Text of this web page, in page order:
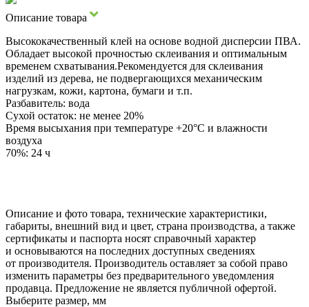
Описание товара
Высококачественный клей на основе водной дисперсии ПВА.
Обладает высокой прочностью склеивания и оптимальным
временем схватывания.Рекомендуется для склеивания
изделий из дерева, не подвергающихся механическим
нагрузкам, кожи, картона, бумаги и т.п.
Разбавитель: вода
Сухой остаток: не менее 20%
Время высыхания при температуре +20°С и влажности
воздуха
70%: 24 ч
Описание и фото товара, технические характеристики,
габариты, внешний вид и цвет, страна производства, а также
сертификаты и паспорта носят справочный характер
и основываются на последних доступных сведениях
от производителя. Производитель оставляет за собой право
изменить параметры без предварительного уведомления
продавца. Предложение не является публичной офертой.
Выберите размер, мм